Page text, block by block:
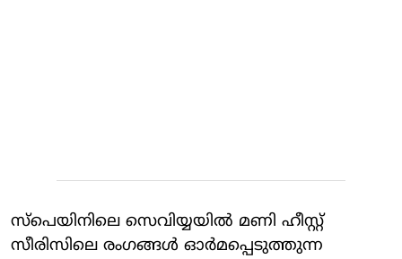
സ്‌പെയിനിലെ സെവിയ്യയില്‍ മണി ഹീസ്റ്റ്
സീരിസിലെ രംഗങ്ങള്‍ ഓര്‍മപ്പെടുത്തുന്ന